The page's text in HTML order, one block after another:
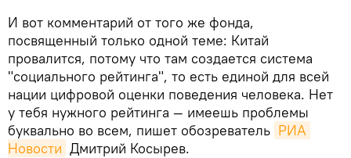
И вот комментарий от того же фонда,
посвященный только одной теме: Китай
провалится, потому что там создается система
"социального рейтинга", то есть единой для всей
нации цифровой оценки поведения человека. Нет
у тебя нужного рейтинга — имеешь проблемы
буквально во всем, пишет обозреватель РИА
Новости Дмитрий Косырев.